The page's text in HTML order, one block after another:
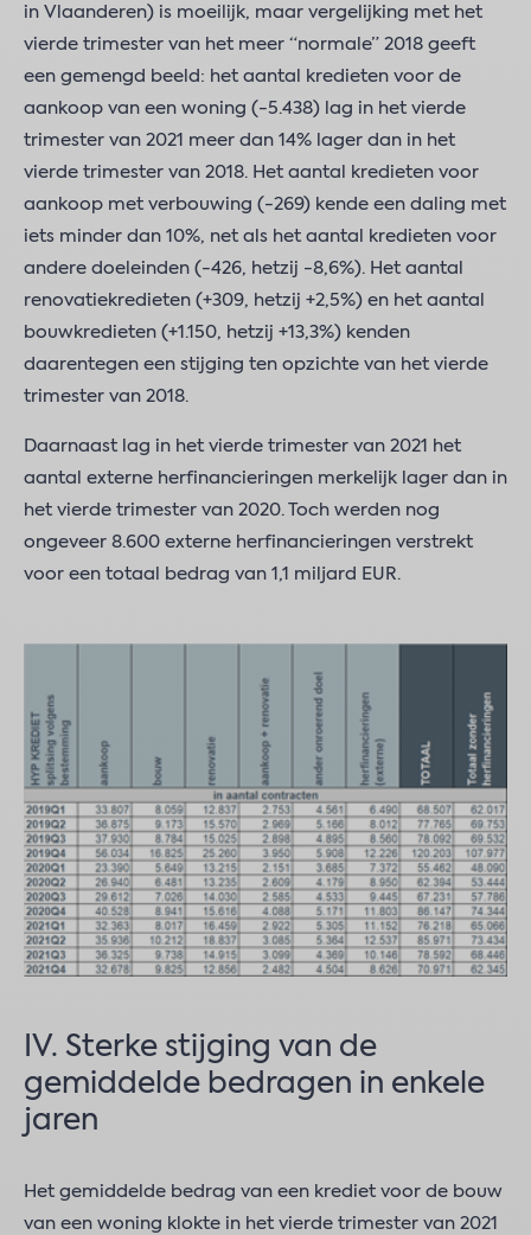
in Vlaanderen) is moeilijk, maar vergelijking met het
vierde trimester van het meer “normale” 2018 geeft
een gemengd beeld: het aantal kredieten voor de
aankoop van een woning (-5.438) lag in het vierde
trimester van 2021 meer dan 14% lager dan in het
vierde trimester van 2018. Het aantal kredieten voor
aankoop met verbouwing (-269) kende een daling met
iets minder dan 10%, net als het aantal kredieten voor
andere doeleinden (-426, hetzij -8,6%). Het aantal
renovatiekredieten (+309, hetzij +2,5%) en het aantal
bouwkredieten (+1.150, hetzij +13,3%) kenden
daarentegen een stijging ten opzichte van het vierde
trimester van 2018.
Daarnaast lag in het vierde trimester van 2021 het
aantal externe herfinancieringen merkelijk lager dan in
het vierde trimester van 2020. Toch werden nog
ongeveer 8.600 externe herfinancieringen verstrekt
voor een totaal bedrag van 1,1 miljard EUR.
IV. Sterke stijging van de
gemiddelde bedragen in enkele
jaren
Het gemiddelde bedrag van een krediet voor de bouw
van een woning klokte in het vierde trimester van 2021